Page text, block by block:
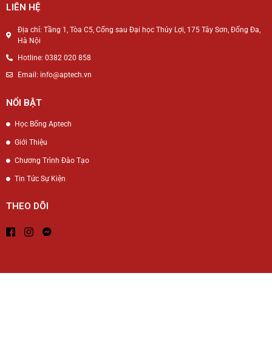
LIÊN HỆ
Địa chỉ: Tầng 1, Tòa C5, Cổng sau Đại học Thủy Lợi, 175 Tây Sơn, Đống Đa,
Hà Nội
Hotline: 0382 020 858
Email: info@aptech.vn
NỔI BẬT
Học Bổng Aptech
Giới Thiệu
Chương Trình Đào Tạo
Tin Tức Sự Kiện
THEO DÕI